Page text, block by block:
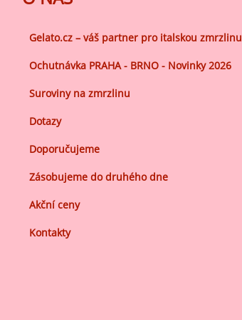
Gelato.cz – váš partner pro italskou zmrzlinu
Ochutnávka PRAHA - BRNO - Novinky 2026
Suroviny na zmrzlinu
Dotazy
Doporučujeme
Zásobujeme do druhého dne
Akční ceny
Kontakty